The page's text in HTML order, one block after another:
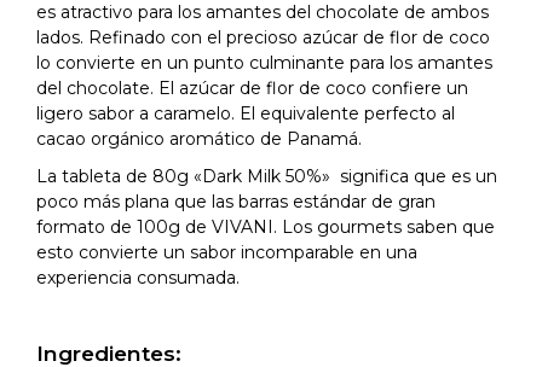
es atractivo para los amantes del chocolate de ambos
lados. Refinado con el precioso azúcar de flor de coco
lo convierte en un punto culminante para los amantes
del chocolate. El azúcar de flor de coco confiere un
ligero sabor a caramelo. El equivalente perfecto al
cacao orgánico aromático de Panamá.
La tableta de 80g «Dark Milk 50%» significa que es un
poco más plana que las barras estándar de gran
formato de 100g de VIVANI. Los gourmets saben que
esto convierte un sabor incomparable en una
experiencia consumada.
Ingredientes: